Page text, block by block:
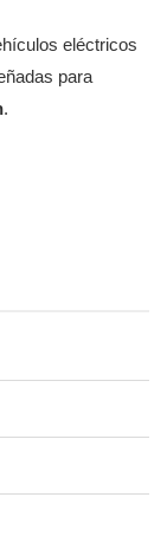
eléctricos
para
.